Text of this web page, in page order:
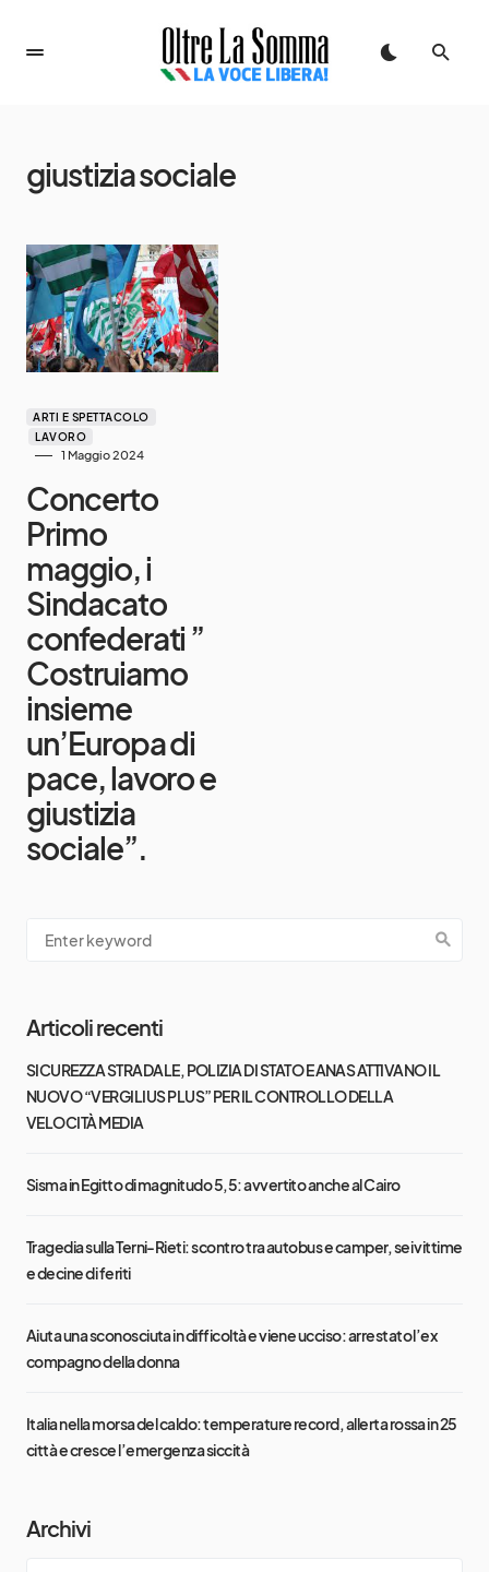
giustizia sociale
ARTI E SPETTACOLO
LAVORO
1 Maggio 2024
Concerto
Primo
maggio, i
Sindacato
confederati ”
Costruiamo
insieme
un’Europa di
pace, lavoro e
giustizia
sociale”.
Articoli recenti
SICUREZZA STRADALE, POLIZIA DI STATO E ANAS ATTIVANO IL
NUOVO “VERGILIUS PLUS” PER IL CONTROLLO DELLA
VELOCITÀ MEDIA
Sisma in Egitto di magnitudo 5,5: avvertito anche al Cairo
Tragedia sulla Terni-Rieti: scontro tra autobus e camper, sei vittime
e decine di feriti
Aiuta una sconosciuta in difficoltà e viene ucciso: arrestato l’ex
compagno della donna
Italia nella morsa del caldo: temperature record, allerta rossa in 25
città e cresce l’emergenza siccità
Archivi